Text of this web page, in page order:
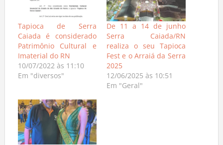
Tapioca de Serra
Caiada é considerado
Patrimônio Cultural e
Imaterial do RN
10/07/2022 às 11:10
Em "diversos"
De 11 a 14 de junho
Serra Caiada/RN
realiza o seu Tapioca
Fest e o Arraiá da Serra
2025
12/06/2025 às 10:51
Em "Geral"